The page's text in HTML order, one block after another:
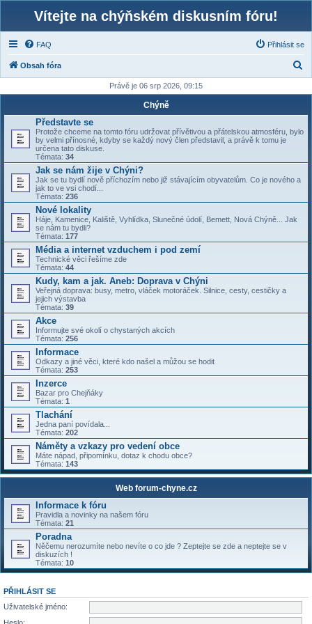
Vítejte na chýňském diskusním fóru!
FAQ Přihlásit se
Obsah fóra
d
Právě je 06 srp 2026, 09:15
Chýně
Představte se
Protože chceme na tomto fóru udržovat přívětivou a přátelskou atmosféru, bylo
by velmi přínosné, kdyby se každý nový člen představil, a právě k tomu je
určena tato diskuse.
Témata: 34
Jak se nám žije v Chýni?
Jak se tu bydlí nově příchozím nebo již stávajícím obyvatelům. Co je nového a
jak to ve vsi chodí...
Témata: 236
Nové lokality
Háje, Kamenice, Kaliště, Vyhlídka, Slunečné údolí, Bemett, Nová Chýně... Jak
se nám tu bydli?
Témata: 177
Média a internet vzduchem i pod zemí
Technické věci řešíme zde
Témata: 44
Kudy, kam a jak. Aneb: Doprava v Chýni
Veřejná doprava: busy, metro, vláček motoráček. Silnice, cesty, cestičky a
jejich výstavba
Témata: 39
Akce
Informujte své okolí o chystaných akcích
Témata: 256
Informace
Odkazy a jiné věci, které kdo našel a můžou se hodit
Témata: 253
Inzerce
Bazar pro Chejňáky
Témata: 1
Tlachání
Jedna paní povídala...
Témata: 202
Náměty a vzkazy pro vedení obce
Máte nápad, připomínku, dotaz k chodu obce?
Témata: 143
Web forum-chyne.cz
Informace k fóru
Pravidla a novinky na našem fóru
Témata: 21
Poradna
Něčemu nerozumíte nebo nevíte o co jde ? Zeptejte se zde a neptejte se v
diskuzích !
Témata: 10
PŘIHLÁSIT SE
Uživatelské jméno: